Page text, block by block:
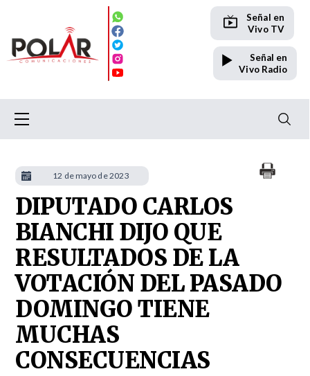
Señal en
Vivo TV
Señal en
Vivo Radio
DIPUTADO CARLOS
BIANCHI DIJO QUE
RESULTADOS DE LA
VOTACIÓN DEL PASADO
DOMINGO TIENE
MUCHAS
CONSECUENCIAS
12 de mayo de 2023